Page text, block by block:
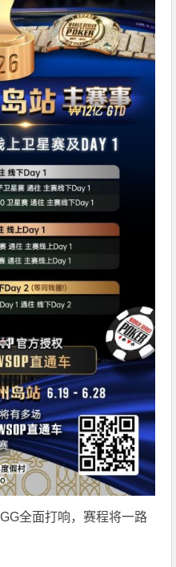
全面打响，赛程将一路